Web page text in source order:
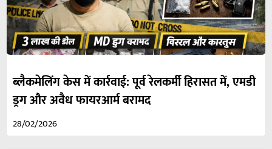
ब्लैकमेलिंग केस में कार्रवाई: पूर्व रेलकर्मी हिरासत में, एमडी
ड्रग और अवैध फायरआर्म बरामद
28/02/2026